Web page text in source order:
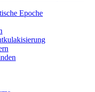
Epoche